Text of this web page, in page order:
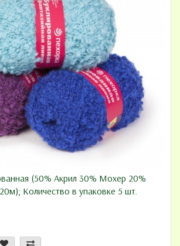
(50% Акрил 30% Мохер 20%
Количество в упаковке 5 шт.